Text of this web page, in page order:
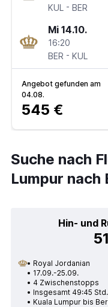
KUL - BER
Mi 14.10.
16:20
BER - KUL
Angebot gefunden am
04.08.
545 €
Suche nach
Lumpur nach
Hin- und
Royal Jordanian
17.09.-25.09.
4 Zwischenstopps
Insgesamt 49:45 Std.
Kuala Lumpur bis